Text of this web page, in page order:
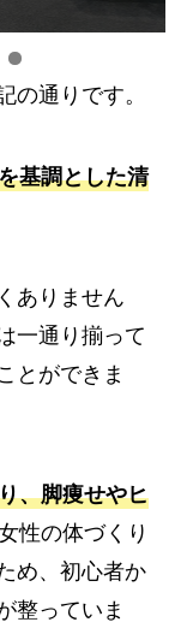
の通りです。
基調とした清
ありません
一通り揃って
とができま
、脚痩せやヒ
性の体づくり
め、初心者か
整っていま